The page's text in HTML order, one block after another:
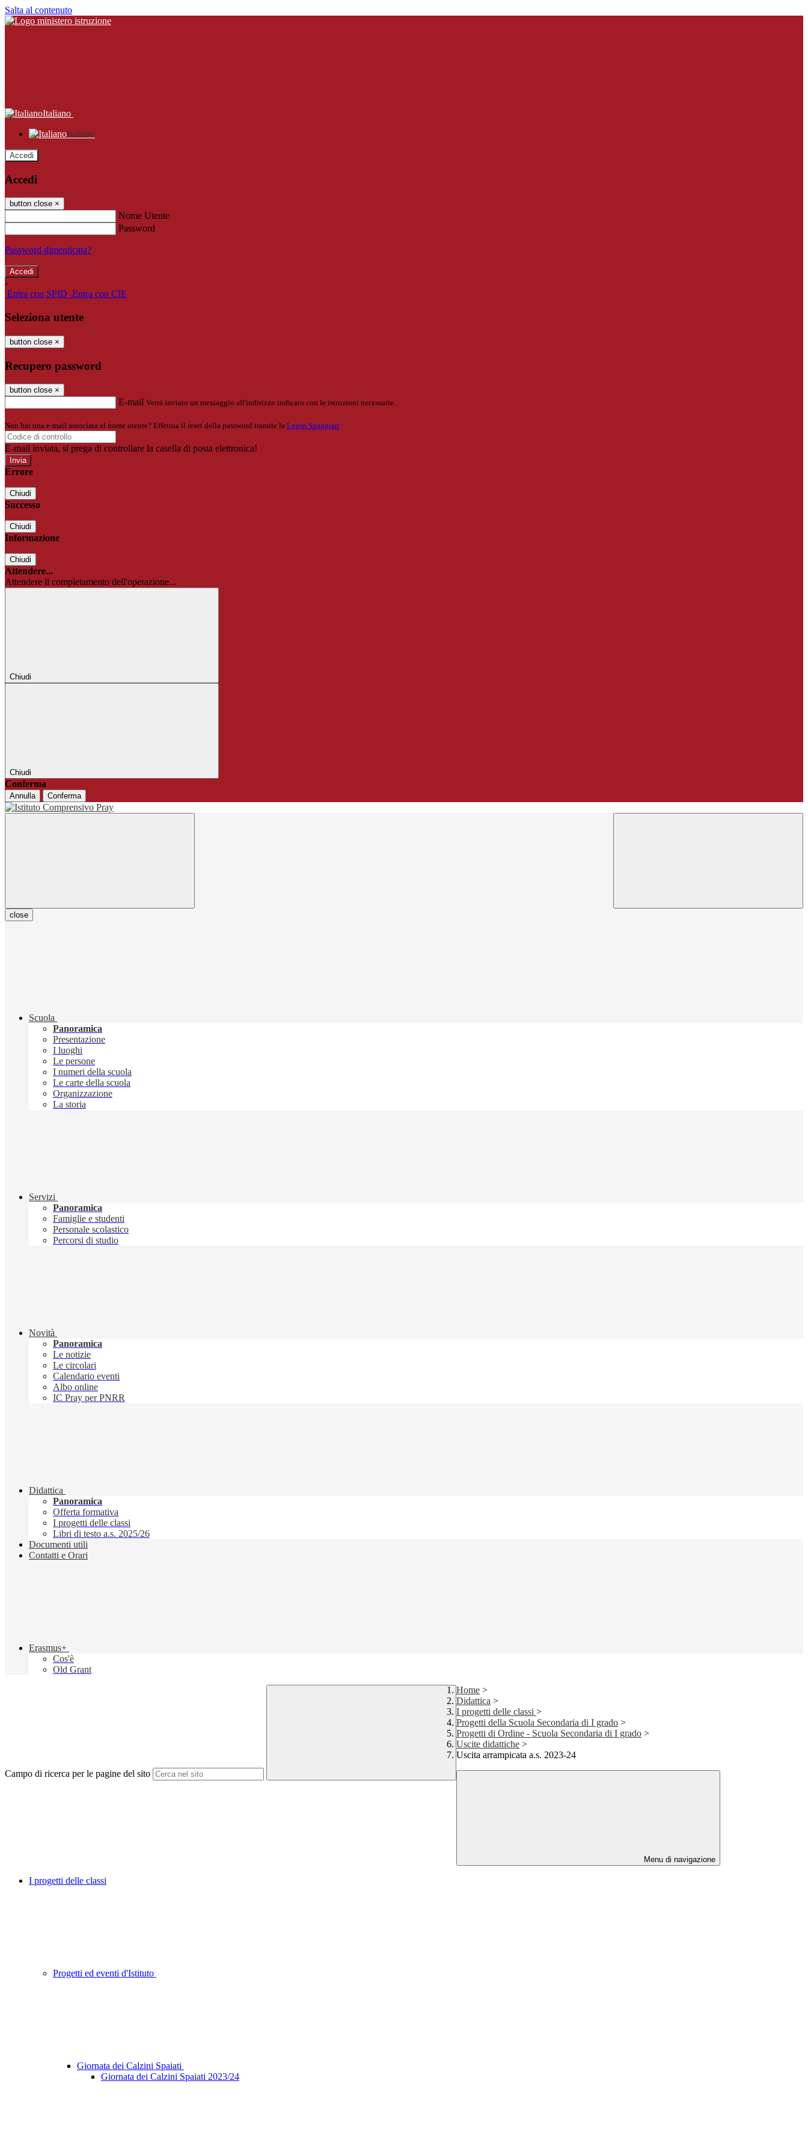
Salta al contenuto
Italiano
Italiano
Accedi
Accedi
button close ×
Nome Utente
Password
Password dimenticata?
-
Entra con SPID Entra con CIE
Seleziona utente
button close ×
Recupero password
button close ×
E-mail Verrà inviato un messaggio all'indirizzo indicato con le istruzioni necessarie.
Non hai una e-mail associata al nome utente? Effettua il reset della password tramite la Login Spaggiari
E-mail inviata, si prega di controllare la casella di posta elettronica!
Errore
Chiudi
Successo
Chiudi
Informazione
Chiudi
Attendere...
Attendere il completamento dell'operazione...
Chiudi
Chiudi
Conferma
Annulla Conferma
close
Scuola
Panoramica
Presentazione
I luoghi
Le persone
I numeri della scuola
Le carte della scuola
Organizzazione
La storia
Servizi
Panoramica
Famiglie e studenti
Personale scolastico
Percorsi di studio
Novità
Panoramica
Le notizie
Le circolari
Calendario eventi
Albo online
IC Pray per PNRR
Didattica
Panoramica
Offerta formativa
I progetti delle classi
Libri di testo a.s. 2025/26
Documenti utili
Contatti e Orari
Erasmus+
Cos'è
Old Grant
Campo di ricerca per le pagine del sito
Home >
Didattica >
I progetti delle classi >
Progetti della Scuola Secondaria di I grado >
Progetti di Ordine - Scuola Secondaria di I grado >
Uscite didattiche >
Uscita arrampicata a.s. 2023-24
Menu di navigazione
I progetti delle classi
Progetti ed eventi d'Istituto
Giornata dei Calzini Spaiati
Giornata dei Calzini Spaiati 2023/24